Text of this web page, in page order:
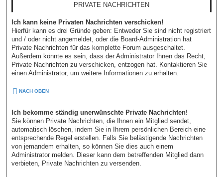
PRIVATE NACHRICHTEN
Ich kann keine Privaten Nachrichten verschicken!
Hierfür kann es drei Gründe geben: Entweder Sie sind nicht registriert
und / oder nicht angemeldet, oder die Board-Administration hat
Private Nachrichten für das komplette Forum ausgeschaltet.
Außerdem könnte es sein, dass der Administrator Ihnen das Recht,
Private Nachrichten zu verschicken, entzogen hat. Kontaktieren Sie
einen Administrator, um weitere Informationen zu erhalten.
NACH OBEN
Ich bekomme ständig unerwünschte Private Nachrichten!
Sie können Private Nachrichten, die Ihnen ein Mitglied sendet,
automatisch löschen, indem Sie in Ihrem persönlichen Bereich eine
entsprechende Regel erstellen. Falls Sie belästigende Nachrichten
von jemandem erhalten, so können Sie dies auch einem
Administrator melden. Dieser kann dem betreffenden Mitglied dann
verbieten, Private Nachrichten zu versenden.